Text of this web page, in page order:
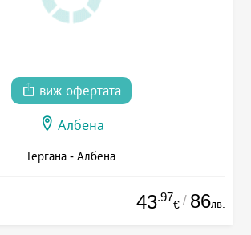
виж офертата
Албена
Гергана - Албена
43.97
€ / 86лв.